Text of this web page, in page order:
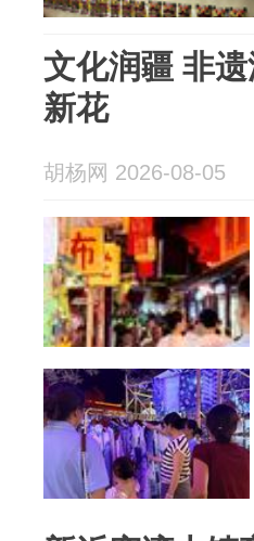
文化润疆 非
新花
胡杨网 2026-08-05